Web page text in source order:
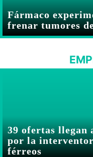
Fármaco
frenar tumores
39 ofertas llegan
por la
férreos